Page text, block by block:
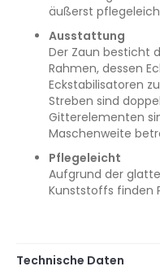
äußerst
Ausstattung
Der Zaun besticht
Rahmen, dessen
Eckstabilisatoren
Streben sind
Gitterelementen
Maschenweite
Pflegeleicht
Aufgrund der
Kunststoffs finden
Technische Daten